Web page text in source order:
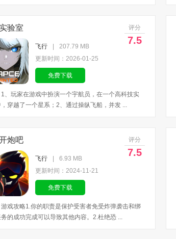
验室 评分
7.5
飞行
207.79 MB
更新时间：2026-01-25
免费下载
1、玩家在游戏中扮演一个宇航员，在一个高科技实
穿越了一个星系；2、通过操纵飞船，并发 ...
炮吧 评分
7.5
飞行
6.93 MB
更新时间：2024-11-21
免费下载
游戏攻略1.你的职责是保护受害者免受炸弹袭击和绑
的成功完成可以导致其他内容。2.杜绝恐 ...